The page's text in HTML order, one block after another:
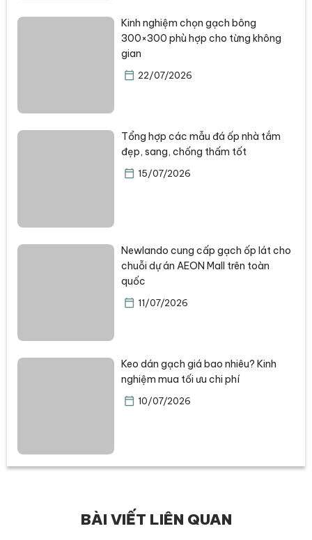
Kinh nghiệm chọn gạch bông
300×300 phù hợp cho từng không
gian
22/07/2026
Tổng hợp các mẫu đá ốp nhà tắm
đẹp, sang, chống thấm tốt
15/07/2026
Newlando cung cấp gạch ốp lát cho
chuỗi dự án AEON Mall trên toàn
quốc
11/07/2026
Keo dán gạch giá bao nhiêu? Kinh
nghiệm mua tối ưu chi phí
10/07/2026
BÀI VIẾT LIÊN QUAN